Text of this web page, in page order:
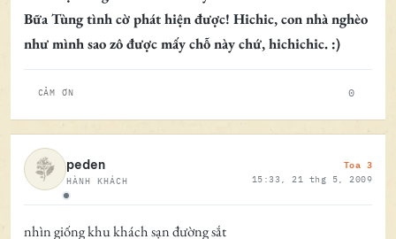
Bữa Tùng tình cờ phát hiện được! Hichic, con nhà nghèo
như mình sao zô được mấy chỗ này chứ, hichichic. :)
CẢM ƠN 0
Ngoại tuyến
peden
HÀNH KHÁCH
Toa 3
15:33, 21 thg 5, 2009
nhìn giống khu khách sạn đường sắt